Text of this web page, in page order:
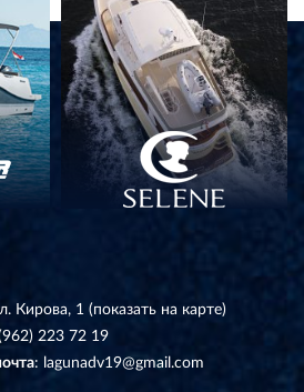
Кирова, 1 (показать на карте)
223 72 19
: lagunadv19@gmail.com